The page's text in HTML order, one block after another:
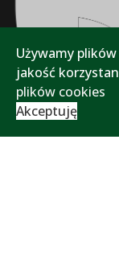
Używamy
jakość
plików cookies
Akceptuję